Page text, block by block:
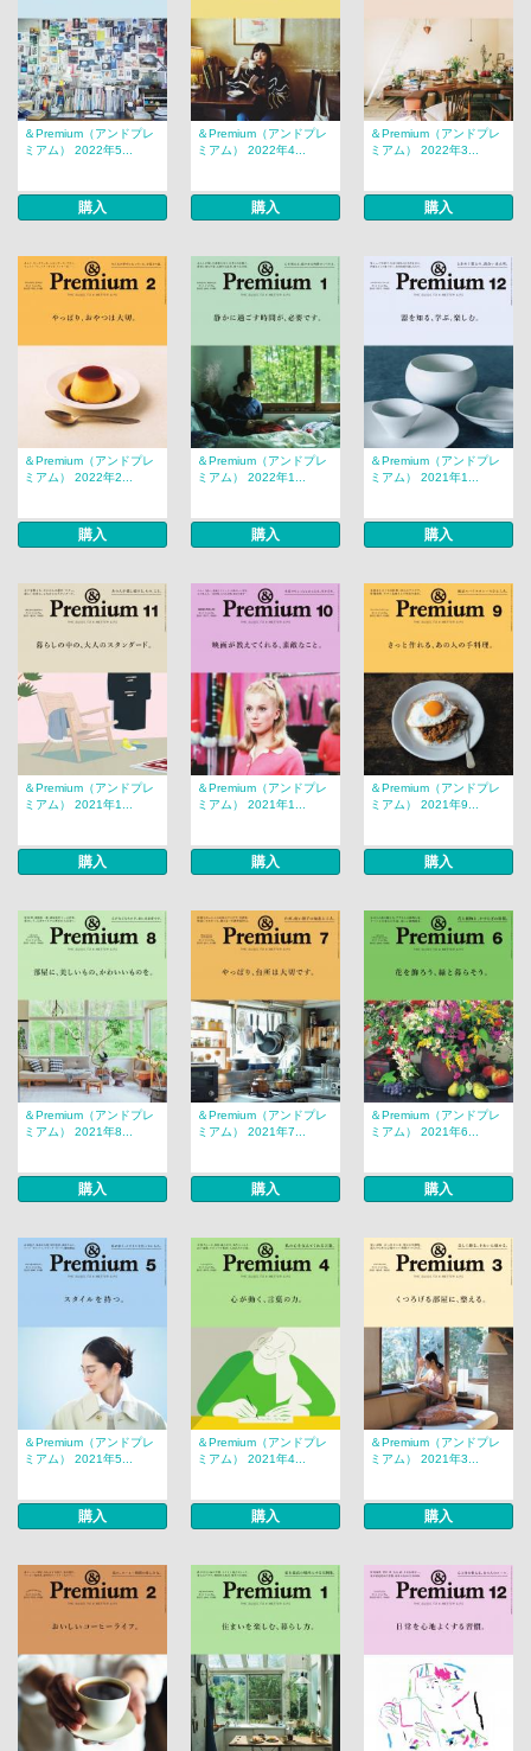
＆Premium（アンドプレ
ミアム） 2022年5...
購入
＆Premium（アンドプレ
ミアム） 2022年4...
購入
＆Premium（アンドプレ
ミアム） 2022年3...
購入
＆Premium（アンドプレ
ミアム） 2022年2...
購入
＆Premium（アンドプレ
ミアム） 2022年1...
購入
＆Premium（アンドプレ
ミアム） 2021年1...
購入
＆Premium（アンドプレ
ミアム） 2021年1...
購入
＆Premium（アンドプレ
ミアム） 2021年1...
購入
＆Premium（アンドプレ
ミアム） 2021年9...
購入
＆Premium（アンドプレ
ミアム） 2021年8...
購入
＆Premium（アンドプレ
ミアム） 2021年7...
購入
＆Premium（アンドプレ
ミアム） 2021年6...
購入
＆Premium（アンドプレ
ミアム） 2021年5...
購入
＆Premium（アンドプレ
ミアム） 2021年4...
購入
＆Premium（アンドプレ
ミアム） 2021年3...
購入